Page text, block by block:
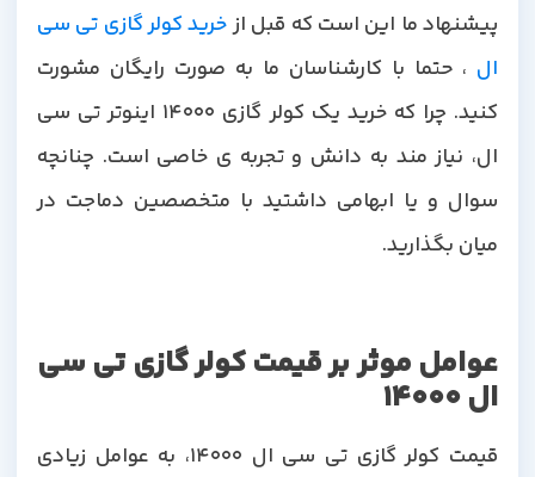
پیشنهاد ما این است که قبل ازخرید کولر گازی تی سی
، حتما با کارشناسان ما به صورت رایگان مشورت
کنید. چرا که خرید یک کولر گازی 14000 اینوتر تی سی
ال، نیاز مند به دانش و تجربه ی خاصی است. چنانچه
سوال و یا ابهامی داشتید با متخصصین دماجت در
میان بگذارید.
عوامل موثر بر قیمت کولر گازی تی سی
قیمت کولر گازی تی سی ال 14000، به عوامل زیادی